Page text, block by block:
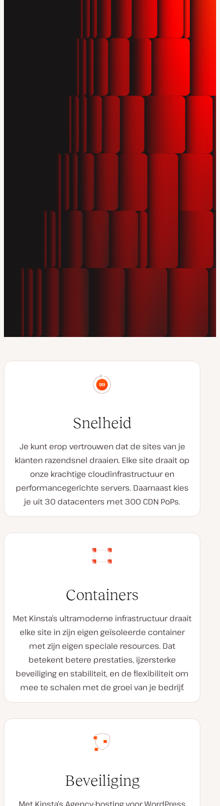
Snelheid
Je kunt erop vertrouwen dat de sites van je
klanten razendsnel draaien. Elke site draait op
onze krachtige cloudinfrastructuur en
performancegerichte servers. Daarnaast kies
je uit 30 datacenters met 300 CDN PoPs.
Containers
Met Kinsta’s ultramoderne infrastructuur draait
elke site in zijn eigen geïsoleerde container
met zijn eigen speciale resources. Dat
betekent betere prestaties, ijzersterke
beveiliging en stabiliteit, en de flexibiliteit om
mee te schalen met de groei van je bedrijf.
Beveiliging